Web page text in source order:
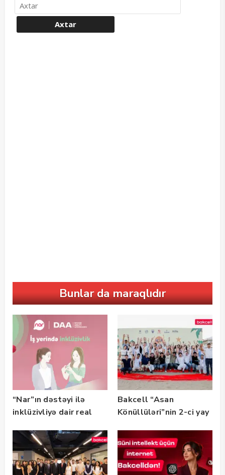
Bunlar da maraqlıdır
“Nar”ın dəstəyi ilə
inklüzivliyə dair real
təqdim edilir
Bakcell “Asan
Könüllüləri”nin 2-ci yay
olub — FOTO